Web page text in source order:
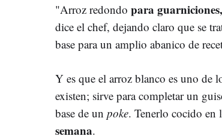
"Arroz redondo para
dice el chef, dejando claro que se
base para un amplio abanico de
Y es que el arroz blanco es uno de
existen; sirve para completar un
base de un poke. Tenerlo cocido en
semana.